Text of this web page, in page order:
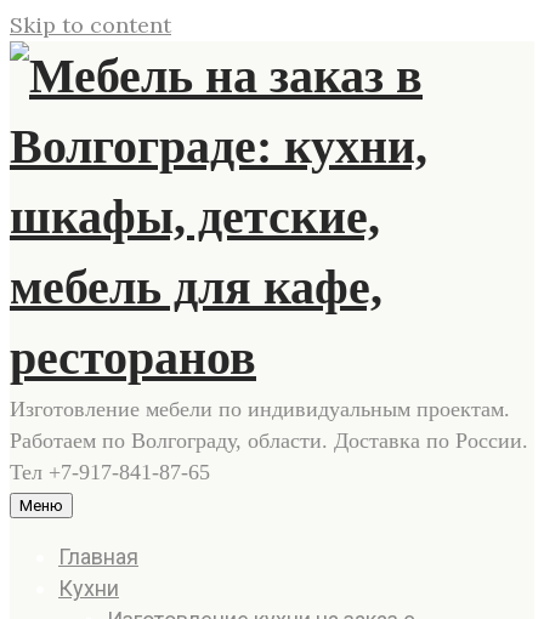
Skip to content
Изготовление мебели по индивидуальным проектам.
Работаем по Волгограду, области. Доставка по России.
Тел +7-917-841-87-65
Меню
Главная
Кухни